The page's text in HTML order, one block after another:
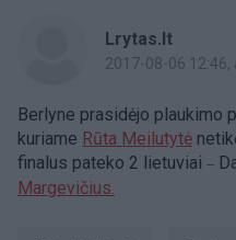
Lrytas.lt
2017-08-06 12:46,
Berlyne prasidėjo plaukimo
kuriame Rūta Meilutytė
finalus pateko 2 lietuviai –
Margevičius.